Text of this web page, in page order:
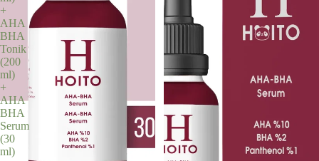
+
AHA
BHA
Tonik
(200
ml)
+
AHA
BHA
Serum
(30
ml)